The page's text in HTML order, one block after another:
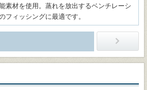
素材を使用。蒸れを放出するベンチレーシ
フィッシングに最適です。